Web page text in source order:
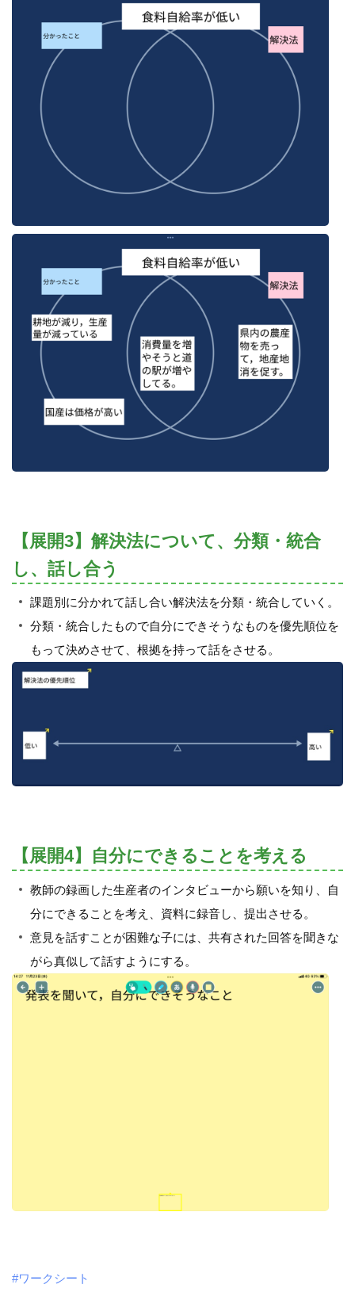
【展開3】解決法について、分類・統合
し、話し合う
課題別に分かれて話し合い解決法を分類・統合していく。
分類・統合したもので自分にできそうなものを優先順位を
もって決めさせて、根拠を持って話をさせる。
【展開4】自分にできることを考える
教師の録画した生産者のインタビューから願いを知り、自
分にできることを考え、資料に録音し、提出させる。
意見を話すことが困難な子には、共有された回答を聞きな
がら真似して話すようにする。
#ワークシート